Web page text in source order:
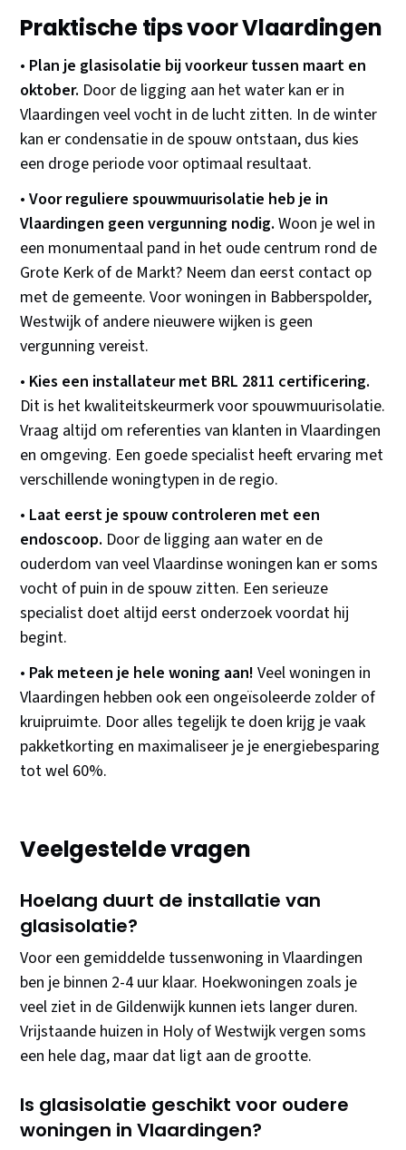
Praktische tips voor Vlaardingen
• Plan je glasisolatie bij voorkeur tussen maart en
oktober. Door de ligging aan het water kan er in
Vlaardingen veel vocht in de lucht zitten. In de winter
kan er condensatie in de spouw ontstaan, dus kies
een droge periode voor optimaal resultaat.
•Voor reguliere spouwmuurisolatie heb je in
Vlaardingen geen vergunning nodig. Woon je wel in
een monumentaal pand in het oude centrum rond de
Grote Kerk of de Markt? Neem dan eerst contact op
met de gemeente. Voor woningen in Babberspolder,
Westwijk of andere nieuwere wijken is geen
vergunning vereist.
• Kies een installateur met BRL 2811 certificering.
Dit is het kwaliteitskeurmerk voor spouwmuurisolatie.
Vraag altijd om referenties van klanten in Vlaardingen
en omgeving. Een goede specialist heeft ervaring met
verschillende woningtypen in de regio.
• Laat eerst je spouw controleren met een
endoscoop. Door de ligging aan water en de
ouderdom van veel Vlaardinse woningen kan er soms
vocht of puin in de spouw zitten. Een serieuze
specialist doet altijd eerst onderzoek voordat hij
begint.
• Pak meteen je hele woning aan! Veel woningen in
Vlaardingen hebben ook een ongeïsoleerde zolder of
kruipruimte. Door alles tegelijk te doen krijg je vaak
pakketkorting en maximaliseer je je energiebesparing
tot wel 60%.
Veelgestelde vragen
Hoelang duurt de installatie van
glasisolatie?
Voor een gemiddelde tussenwoning in Vlaardingen
ben je binnen 2-4 uur klaar. Hoekwoningen zoals je
veel ziet in de Gildenwijk kunnen iets langer duren.
Vrijstaande huizen in Holy of Westwijk vergen soms
een hele dag, maar dat ligt aan de grootte.
Is glasisolatie geschikt voor oudere
woningen in Vlaardingen?